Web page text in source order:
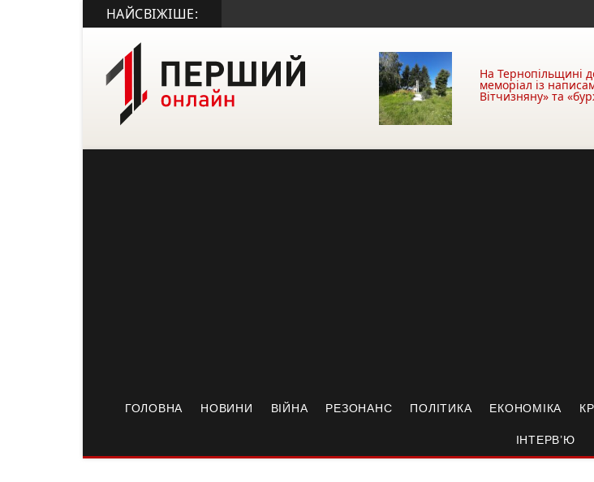
НАЙСВІЖІШЕ: •
На Тернопільщині
меморіал із
Вітчизняну» та
ГОЛОВНА НОВИНИ ВІЙНА РЕЗОНАНС ПОЛІТИКА ЕКОНОМІКА
ІНТЕРВ’Ю